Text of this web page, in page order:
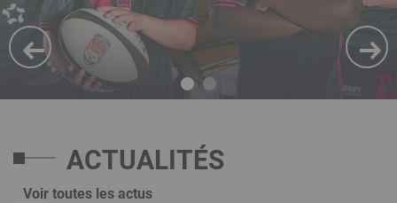
ACTUALITÉS
Voir toutes les actus